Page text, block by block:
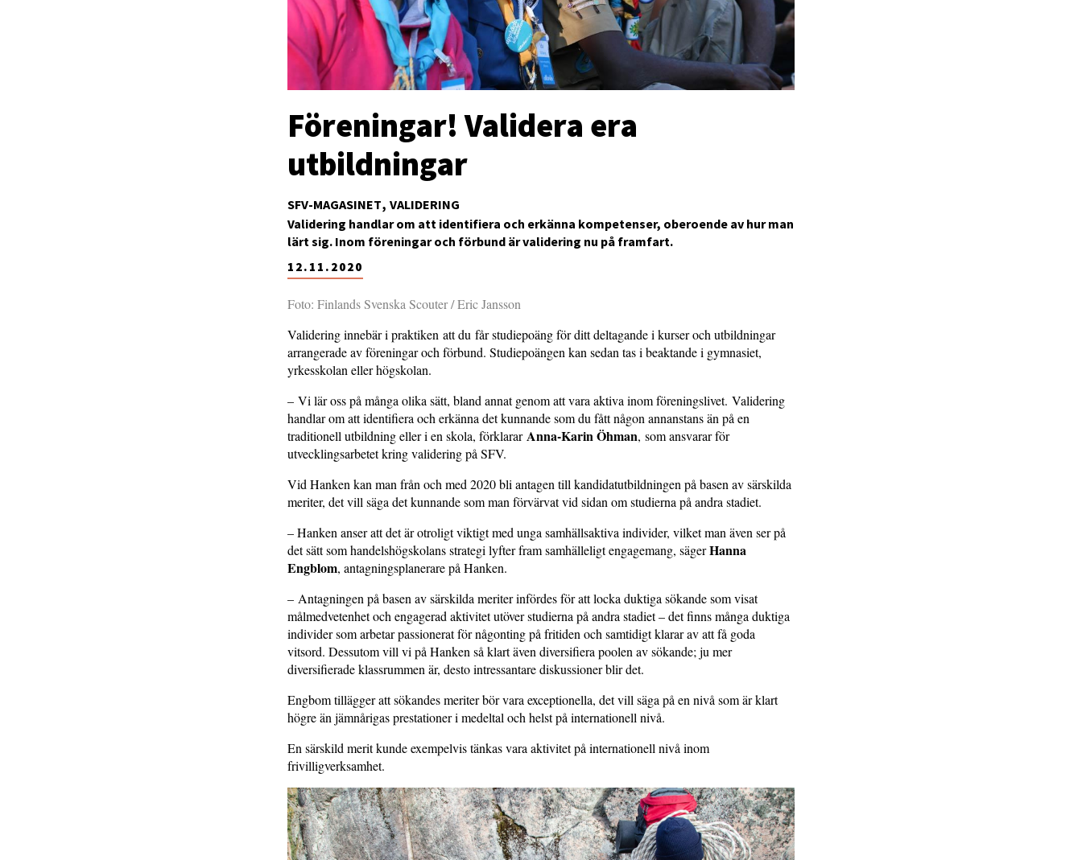
SFV-MAGASINET VALIDERING
Föreningar! Validera era
utbildningar
12.11.2020
Validering handlar om att identifiera och erkänna kompetenser, oberoende av hur man
lärt sig. Inom föreningar och förbund är validering nu på framfart.
Foto: Finlands Svenska Scouter / Eric Jansson
Validering innebär i praktiken att du får studiepoäng för ditt deltagande i kurser och utbildningar
arrangerade av föreningar och förbund. Studiepoängen kan sedan tas i beaktande i gymnasiet,
yrkesskolan eller högskolan.
– Vi lär oss på många olika sätt, bland annat genom att vara aktiva inom föreningslivet. Validering
handlar om att identifiera och erkänna det kunnande som du fått någon annanstans än på en
traditionell utbildning eller i en skola, förklararAnna-Karin Öhman, som ansvarar för
utvecklingsarbetet kring validering på SFV.
Vid Hanken kan man från och med 2020 bli antagen till kandidatutbildningen på basen av särskilda
meriter, det vill säga det kunnande som man förvärvat vid sidan om studierna på andra stadiet.
– Hanken anser att det är otroligt viktigt med unga samhällsaktiva individer, vilket man även ser på
det sätt som handelshögskolans strategi lyfter fram samhälleligt engagemang, sägerHanna
Engblom, antagningsplanerare på Hanken.
– Antagningen på basen av särskilda meriter infördes för att locka duktiga sökande som visat
målmedvetenhet och engagerad aktivitet utöver studierna på andra stadiet – det finns många duktiga
individer som arbetar passionerat för någonting på fritiden och samtidigt klarar av att få goda
vitsord. Dessutom vill vi på Hanken så klart även diversifiera poolen av sökande; ju mer
diversifierade klassrummen är, desto intressantare diskussioner blir det.
Engbom tillägger att sökandes meriter bör vara exceptionella, det vill säga på en nivå som är klart
högre än jämnårigas prestationer i medeltal och helst på internationell nivå.
En särskild merit kunde exempelvis tänkas vara aktivitet på internationell nivå inom
frivilligverksamhet.